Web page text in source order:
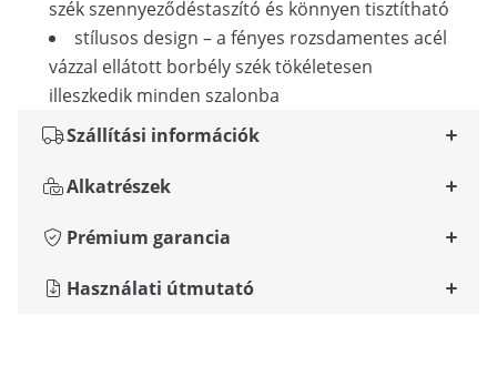
szék szennyeződéstaszító és könnyen tisztítható
stílusos design – a fényes rozsdamentes acél
vázzal ellátott borbély szék tökéletesen
illeszkedik minden szalonba
Szállítási információk
Alkatrészek
Prémium garancia
Használati útmutató